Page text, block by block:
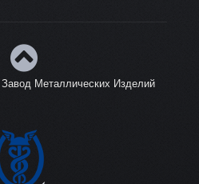
Металлических Изделий